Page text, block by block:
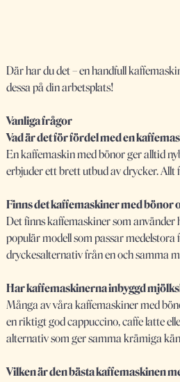
Där har du det – en handfull
dessa på din arbetsplats!
Vanliga frågor
Vad är det för fördel med en
En kaffemaskin med bönor ger alltid
erbjuder ett brett utbud av drycker.
Finns det kaffemaskiner med bönor
Det finns kaffemaskiner som använder
populär modell som passar
dryckesalternativ från en och samma
Har kaffemaskinerna inbyggd
Många av våra kaffemaskiner med
en riktigt god cappuccino, caffe latte
alternativ som ger samma krämiga
Vilken är den bästa kaffemaskinen